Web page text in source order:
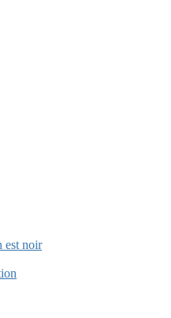
est noir